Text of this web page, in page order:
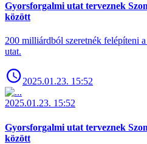
Gyorsforgalmi utat terveznek
között
200 milliárdból szeretnék felépíteni
utat.
2025.01.23. 15:52
2025.01.23. 15:52
Gyorsforgalmi utat terveznek
között